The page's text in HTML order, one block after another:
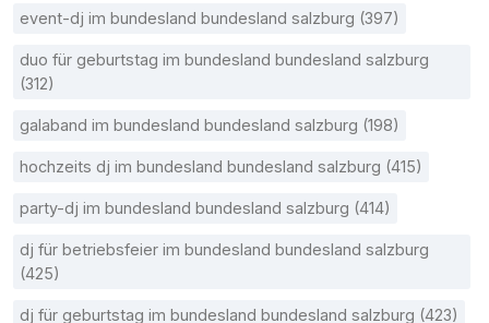
event-dj im bundesland bundesland salzburg (397)
duo für geburtstag im bundesland bundesland salzburg
(312)
galaband im bundesland bundesland salzburg (198)
hochzeits dj im bundesland bundesland salzburg (415)
party-dj im bundesland bundesland salzburg (414)
dj für betriebsfeier im bundesland bundesland salzburg
(425)
dj für geburtstag im bundesland bundesland salzburg (423)